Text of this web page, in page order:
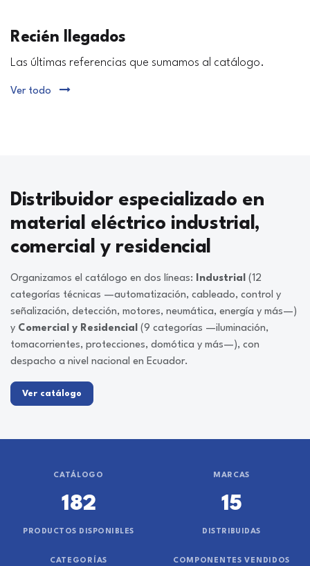
Recién llegados
Las últimas referencias que sumamos al catálogo.
Ver todo
Distribuidor especializado en
material eléctrico industrial,
comercial y residencial
Organizamos el catálogo en dos líneas: Industrial (12
categorías técnicas —automatización, cableado, control y
señalización, detección, motores, neumática, energía y más—)
y Comercial y Residencial (9 categorías —iluminación,
tomacorrientes, protecciones, domótica y más—), con
despacho a nivel nacional en Ecuador.
Ver catálogo
CATÁLOGO
182
PRODUCTOS DISPONIBLES
MARCAS
15
DISTRIBUIDAS
CATEGORÍAS COMPONENTES VENDIDOS